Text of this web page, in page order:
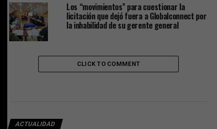
Los “movimientos” para cuestionar la
licitación que dejó fuera a Globalconnect por
la inhabilidad de su gerente general
CLICK TO COMMENT
ACTUALIDAD